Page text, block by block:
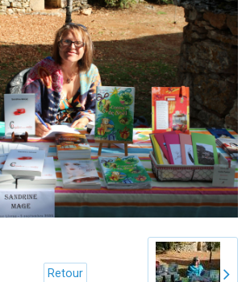
Retour